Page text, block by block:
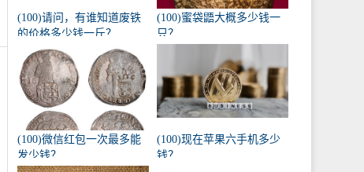
(100)请问，有谁知道废铁
的价格多少钱一斤？
(100)蜜袋鼯大概多少钱一
只？
(100)微信红包一次最多能
发少钱？
(100)现在苹果六手机多少
钱？